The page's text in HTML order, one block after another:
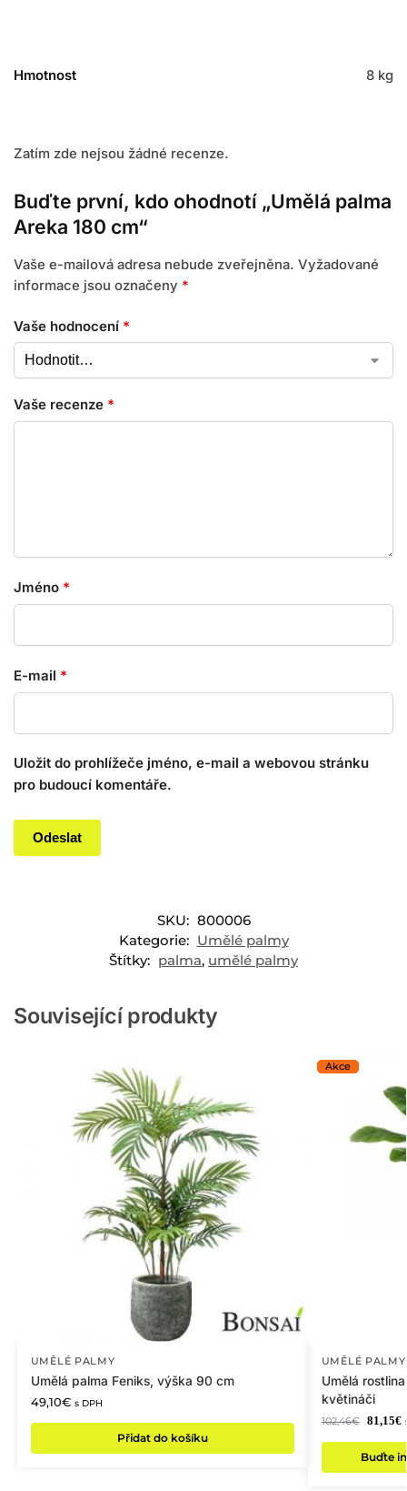
Hmotnost 8 kg
Zatím zde nejsou žádné recenze.
Buďte první, kdo ohodnotí „Umělá palma
Areka 180 cm“
Vaše e-mailová adresa nebude zveřejněna. Vyžadované
informace jsou označeny *
Vaše hodnocení *
Vaše recenze *
Jméno *
E-mail *
Uložit do prohlížeče jméno, e-mail a webovou stránku
pro budoucí komentáře.
SKU: 800006
Kategorie: Umělé palmy
Štítky: palma, umělé palmy
Související produkty
UMĚLÉ PALMY
Umělá palma Feniks, výška 90 cm
49,10€ s DPH
Přidat do košíku
UMĚLÉ PALMY
Umělá
květináči
102,46€ 81,15€
Buďte